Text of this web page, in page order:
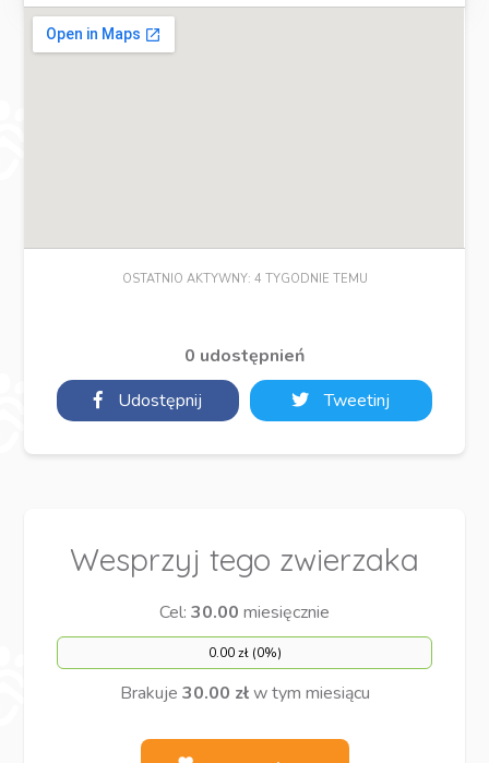
OSTATNIO AKTYWNY: 4 TYGODNIE TEMU
0 udostępnień
Udostępnij
Tweetinj
Wesprzyj tego zwierzaka
Cel: 30.00 miesięcznie
0.00 zł (0%)
Brakuje 30.00 złw tym miesiącu